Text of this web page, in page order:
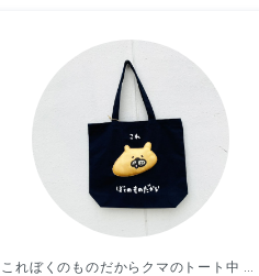
これぼくのものだからクマのトート中 / バッグ / アッコモン